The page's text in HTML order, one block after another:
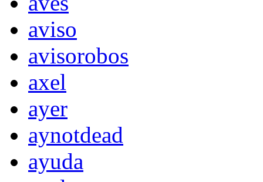
aviso
avisorobos
axel
ayer
aynotdead
ayuda